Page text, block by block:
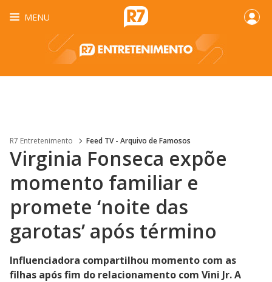
MENU
R7 Entretenimento Feed TV - Arquivo de Famosos
Virginia Fonseca expõe
momento familiar e
promete ‘noite das
garotas’ após término
Influenciadora compartilhou momento com as
filhas após fim do relacionamento com Vini Jr. A